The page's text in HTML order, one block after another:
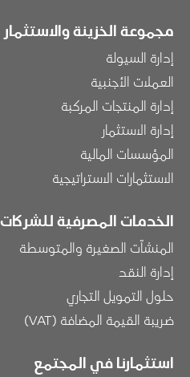
مجموعة الخزينة والاستثمار
إدارة السيولة
العملات الأجنبية
إدارة المنتجات المركبة
إدارة الاستثمار
المؤسسات المالية
الاستثمارات الاستراتيجية
الخدمات المصرفية للشركات
المنشآت الصغيرة والمتوسطة
إدارة النقد
حلول التمويل التجاري
ضريبة القيمة المضافة (VAT)
استثمارنا في المجتمع